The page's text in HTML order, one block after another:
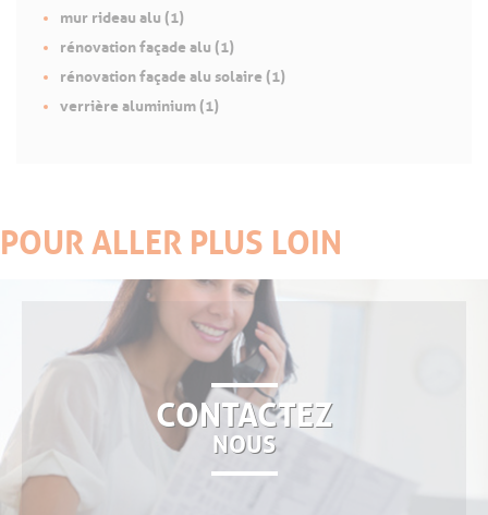
mur rideau alu (1)
rénovation façade alu (1)
rénovation façade alu solaire (1)
verrière aluminium (1)
POUR ALLER PLUS LOIN
CONTACTEZ
NOUS